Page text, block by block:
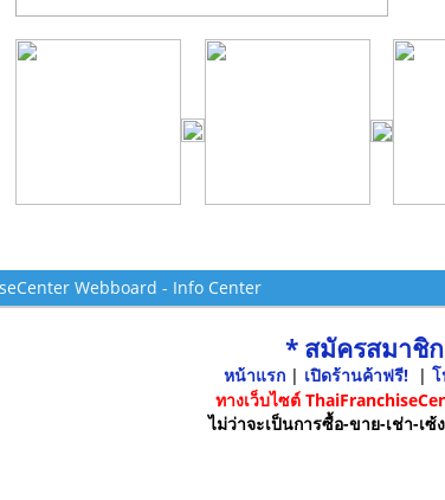
Webboard - Info Center
* สมัครสมาชิ
หน้าแรก| เปิดร้านค้าฟรี! |
ทางเว็บไซต์
ไม่ว่าจะเป็นการซื้อ-ขาย-เช่า-